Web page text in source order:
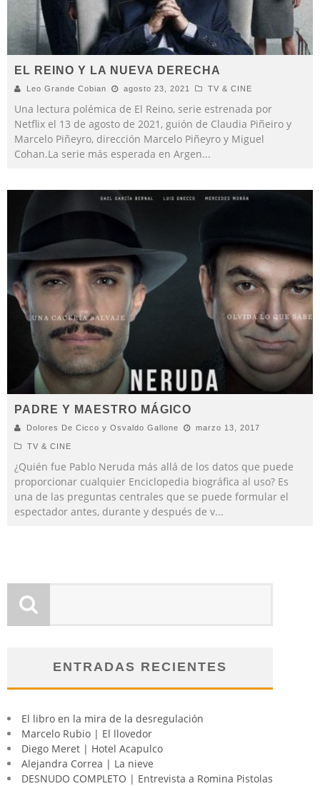
EL REINO Y LA NUEVA DERECHA
Leo Grande Cobian agosto 23, 2021 TV & CINE
Una lectura polémica de El Reino, serie estrenada por
Netflix el 13 de agosto de 2021, guión de Claudia Piñeiro y
Marcelo Piñeyro, dirección Marcelo Piñeyro y Miguel
Cohan.La serie más esperada en Argen...
PADRE Y MAESTRO MÁGICO
Dolores De Cicco y Osvaldo Gallone marzo 13, 2017
TV & CINE
¿Quién fue Pablo Neruda más allá de los datos que puede
proporcionar cualquier Enciclopedia biográfica al uso? Es
una de las preguntas centrales que se puede formular el
espectador antes, durante y después de v...
ENTRADAS RECIENTES
El libro en la mira de la desregulación
Marcelo Rubio | El llovedor
Diego Meret | Hotel Acapulco
Alejandra Correa | La nieve
DESNUDO COMPLETO | Entrevista a Romina Pistolas